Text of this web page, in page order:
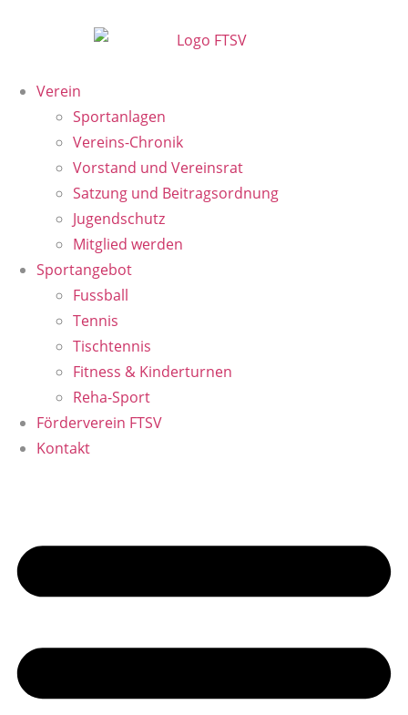
Verein
Sportanlagen
Vereins-Chronik
Vorstand und Vereinsrat
Satzung und Beitragsordnung
Jugendschutz
Mitglied werden
Sportangebot
Fussball
Tennis
Tischtennis
Fitness & Kinderturnen
Reha-Sport
Förderverein FTSV
Kontakt